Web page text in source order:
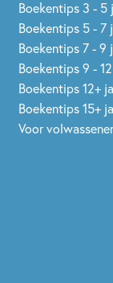
Boekentips 3 - 5
Boekentips 5 - 7
Boekentips 7 - 9
Boekentips 9 -
Boekentips 12+
Boekentips 15+
Voor